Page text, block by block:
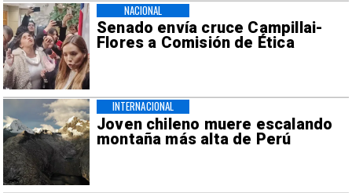
Senado envía cruce Campillai-
Flores a Comisión de Ética
NACIONAL
Joven chileno muere escalando
montaña más alta de Perú
INTERNACIONAL